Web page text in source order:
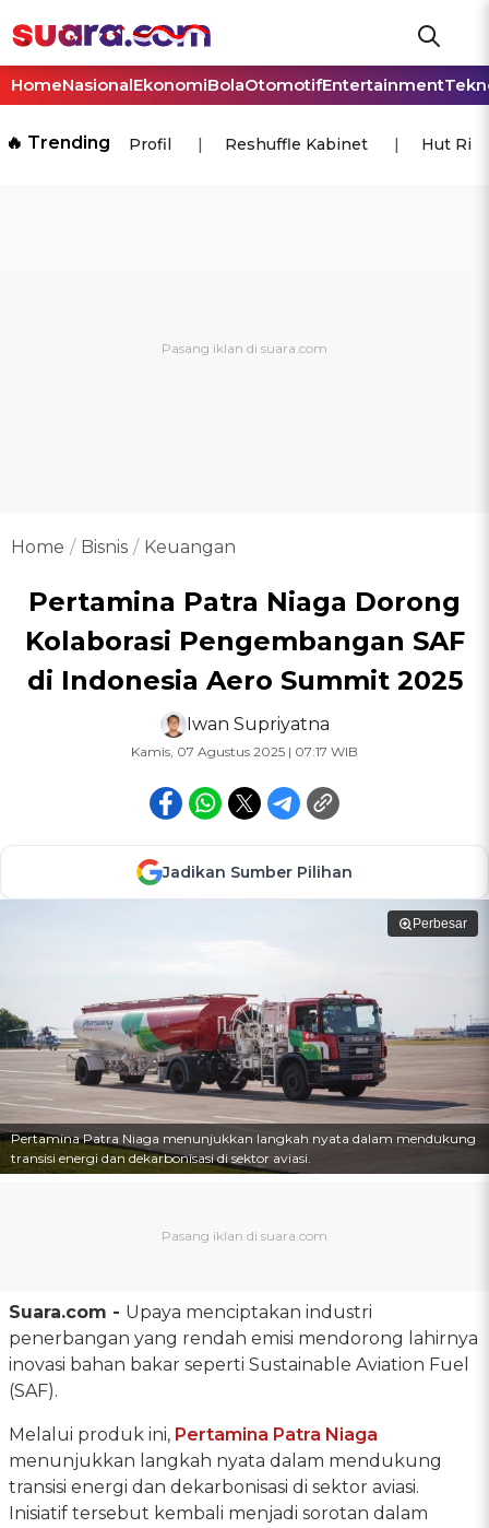
HomeNasionalEkonomiBolaOtomotifEntertainment
🔥 Trending Profil Reshuffle Kabinet Hut Ri
Home Bisnis Keuangan
Pertamina Patra Niaga Dorong
Kolaborasi Pengembangan SAF
di Indonesia Aero Summit 2025
Iwan Supriyatna
Kamis, 07 Agustus 2025 | 07:17 WIB
Jadikan Sumber Pilihan
Perbesar
Pertamina Patra Niaga menunjukkan langkah nyata dalam mendukung
transisi energi dan dekarbonisasi di sektor aviasi.
Suara.com - Upaya menciptakan industri
penerbangan yang rendah emisi mendorong lahirnya
inovasi bahan bakar seperti Sustainable Aviation Fuel
(SAF).
Melalui produk ini, Pertamina Patra Niaga
menunjukkan langkah nyata dalam mendukung
transisi energi dan dekarbonisasi di sektor aviasi.
Inisiatif tersebut kembali menjadi sorotan dalam